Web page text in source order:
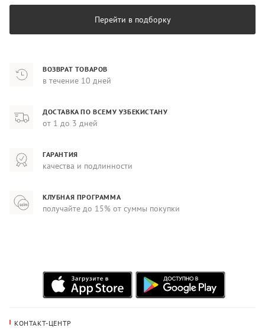
Перейти в подборку
ВОЗВРАТ ТОВАРОВ
в течение 10 дней
ДОСТАВКА ПО ВСЕМУ УЗБЕКИСТАНУ
от 1 до 3 дней
ГАРАНТИЯ
качества и подлинности
КЛУБНАЯ ПРОГРАММА
получайте до 15% от суммы покупки
КОНТАКТ-ЦЕНТР